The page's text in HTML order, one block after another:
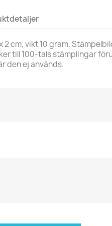
2 cm, vikt 10 gram.
till 100-tals stämplingar
den ej används.